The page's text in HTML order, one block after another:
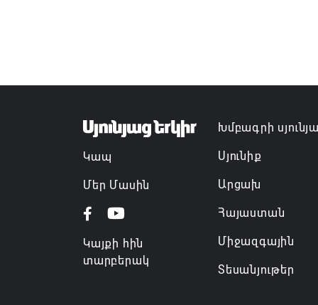
Կապ
Մեր Մասին
Կայքի հին
տարբերակ
Խմբագրի
Սյունիք
Արցախ
Հայաստան
Միջազգային
Տեսանյութեր